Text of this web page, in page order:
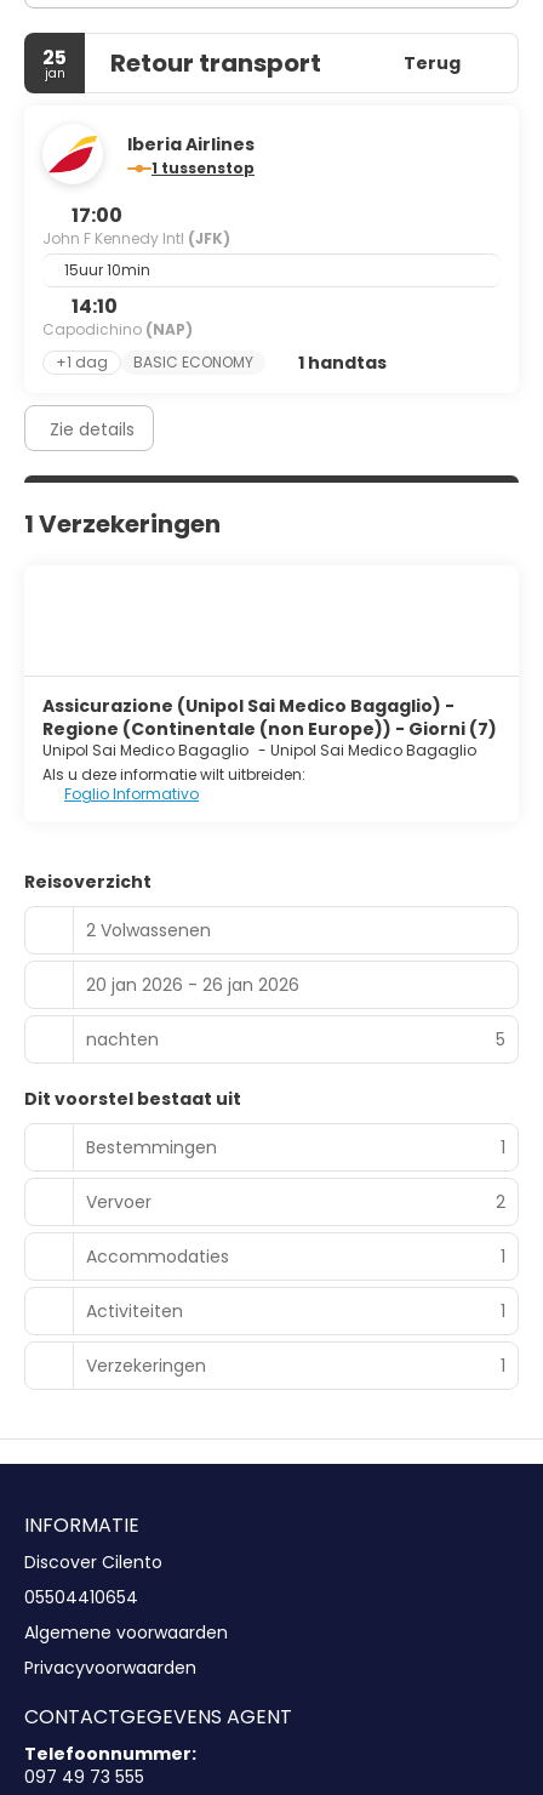
25
jan Retour transport Terug
Iberia Airlines
1 tussenstop
17:00
John F Kennedy Intl (JFK)
15uur 10min
14:10
Capodichino (NAP)
+1 dag
BASIC ECONOMY 1 handtas
Zie details
1 Verzekeringen
Assicurazione (Unipol Sai Medico Bagaglio) -
Regione (Continentale (non Europe)) - Giorni (7)
Unipol Sai Medico Bagaglio - Unipol Sai Medico Bagaglio
Als u deze informatie wilt uitbreiden:
Foglio Informativo
Reisoverzicht
2 Volwassenen
20 jan 2026 - 26 jan 2026
nachten 5
Dit voorstel bestaat uit
Bestemmingen
1
Vervoer 2
Accommodaties 1
Activiteiten 1
Verzekeringen 1
INFORMATIE
Discover Cilento
05504410654
Algemene voorwaarden
Privacyvoorwaarden
CONTACTGEGEVENS AGENT
Telefoonnummer:
097 49 73 555